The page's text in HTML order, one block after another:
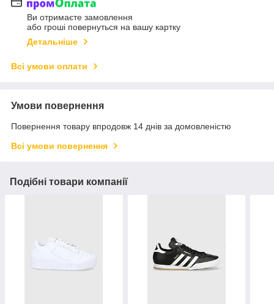
Ви отримаєте замовлення
або гроші повернуться на вашу картку
Детальніше
Всі умови оплати
Умови повернення
Повернення товару впродовж 14 днів за домовленістю
Всі умови повернення
Подібні товари компанії